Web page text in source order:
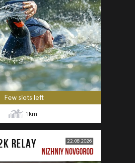
Few slots left
1 km
RELAY 22.08.2026
NIZHNIY NOVGOROD